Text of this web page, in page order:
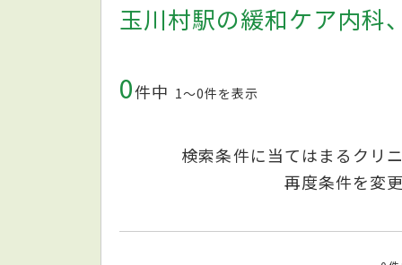
玉川村駅の緩和ケア内科
0件中 1〜0件を表示
検索条件に当てはまるクリ
再度条件を変